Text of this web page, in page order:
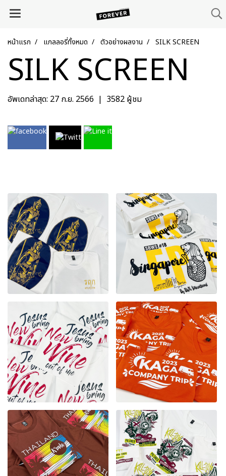
หน้าแรก แกลลอรี่ทั้งหมด ตัวอย่างผลงาน SILK SCREEN
SILK SCREEN
อัพเดทล่าสุด: 27 ก.ย. 2566 | 3582 ผู้ชม